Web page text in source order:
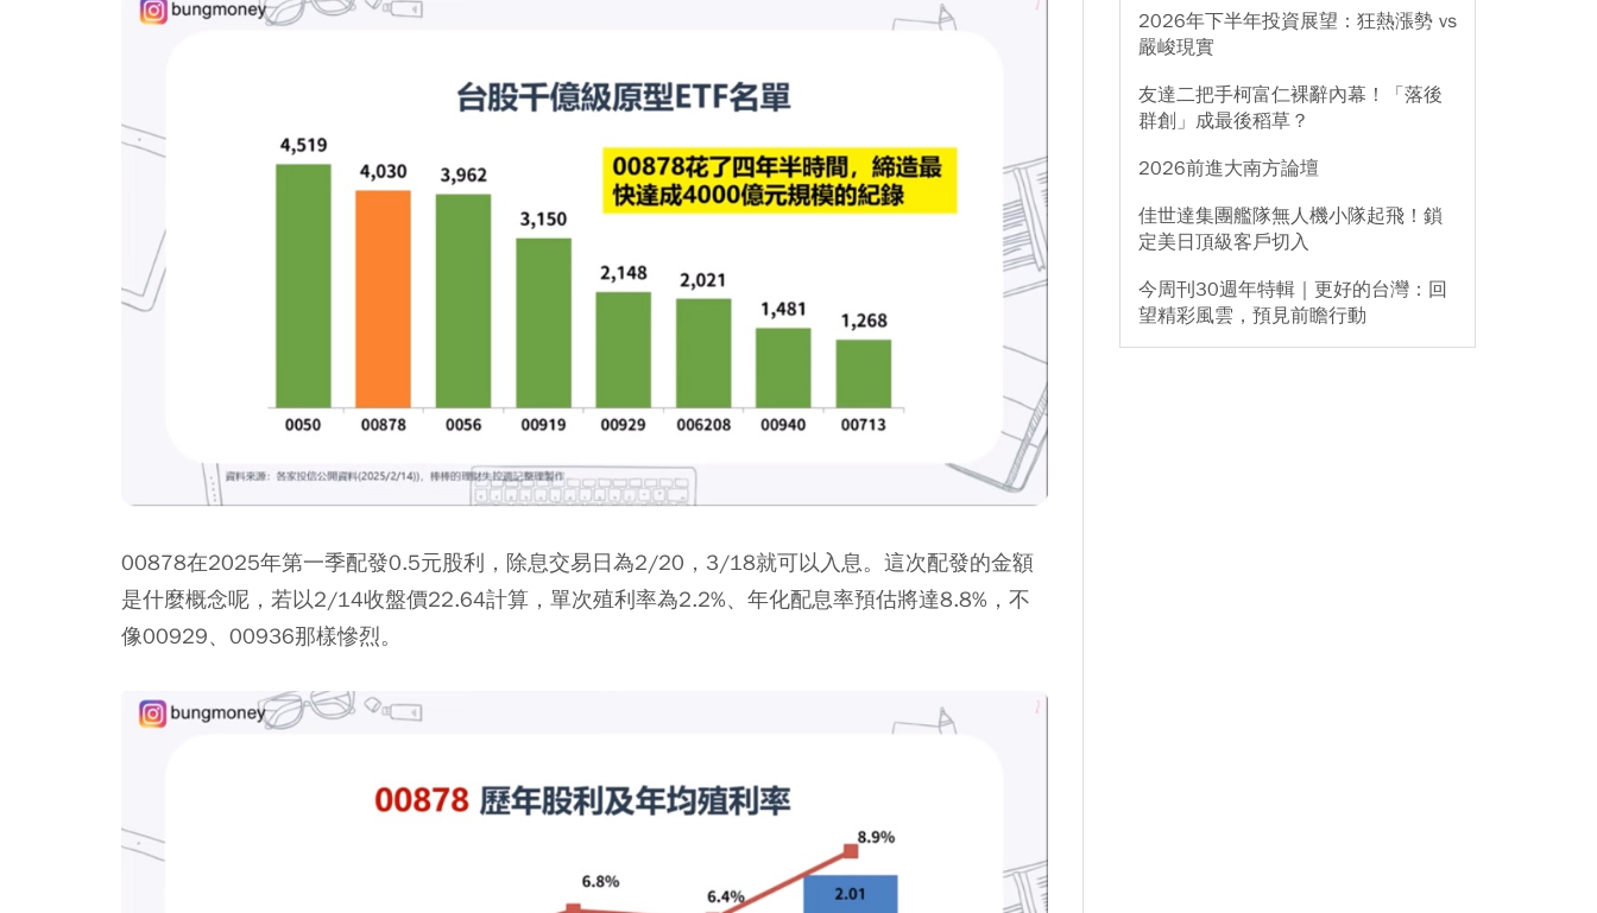
00878在2025年第一季配發0.5元股利，除息交易日為2/20，3/18就可以入息。這次配發的金額
是什麼概念呢，若以2/14收盤價22.64計算，單次殖利率為2.2%、年化配息率預估將達8.8%，不
像00929、00936那樣慘烈。
2026年下半年投資展望：狂熱漲勢 vs
嚴峻現實
友達二把手柯富仁裸辭內幕！「落後
群創」成最後稻草？
2026前進大南方論壇
佳世達集團艦隊無人機小隊起飛！鎖
定美日頂級客戶切入
今周刊30週年特輯｜更好的台灣：回
望精彩風雲，預見前瞻行動